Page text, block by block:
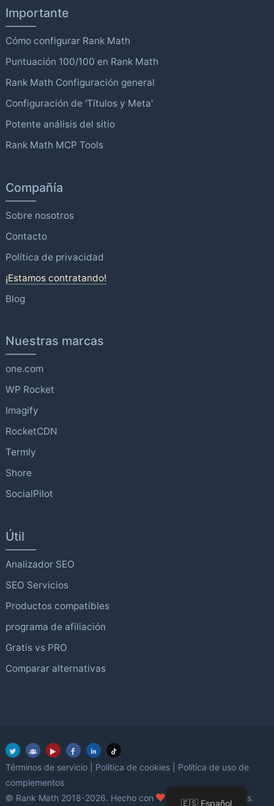
Importante
Cómo configurar Rank Math
Puntuación 100/100 en Rank Math
Rank Math Configuración general
Configuración de 'Títulos y Meta'
Potente análisis del sitio
Rank Math MCP Tools
Compañía
Sobre nosotros
Contacto
Política de privacidad
¡Estamos contratando!
Blog
Nuestras marcas
one.com
WP Rocket
Imagify
RocketCDN
Termly
Shore
SocialPilot
Útil
Analizador SEO
SEO Servicios
Productos compatibles
programa de afiliación
Gratis vs PRO
Comparar alternativas
Términos de servicio Política de cookies
Política de uso de
complementos
© Rank Math 2018-2026. Hecho con
amor
utilizando WordPress.
🇪🇸 Español